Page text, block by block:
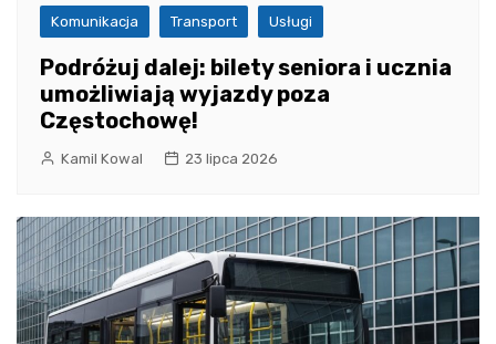
Komunikacja Transport Usługi
Podróżuj dalej: bilety seniora i ucznia
umożliwiają wyjazdy poza
Częstochowę!
Kamil Kowal 23 lipca 2026